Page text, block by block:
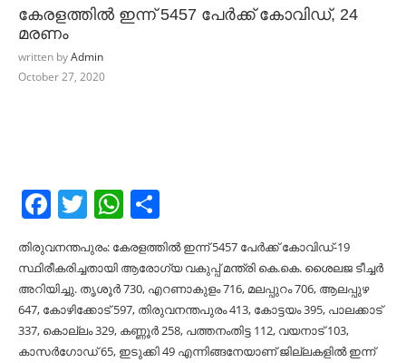
കേരളത്തില്‍ ഇന്ന് 5457 പേര്‍ക്ക് കോവിഡ്, 24
മരണം
written byAdmin
October 27, 2020
Facebook
TwitterWhatsApp
തിരുവനന്തപുരം: കേരളത്തില്‍ ഇന്ന് 5457 പേര്‍ക്ക് കോവിഡ്-19
സ്ഥിരീകരിച്ചതായി ആരോഗ്യ വകുപ്പ് മന്ത്രി കെ.കെ. ശൈലജ ടീച്ചര്‍
അറിയിച്ചു. തൃശൂര്‍ 730, എറണാകുളം 716, മലപ്പുറം 706, ആലപ്പുഴ
647, കോഴിക്കോട് 597, തിരുവനന്തപുരം 413, കോട്ടയം 395, പാലക്കാട്
337, കൊല്ലം 329, കണ്ണൂര്‍ 258, പത്തനംതിട്ട 112, വയനാട് 103,
കാസര്‍ഗോഡ് 65, ഇടുക്കി 49 എന്നിങ്ങനേയാണ് ജില്ലകളില്‍ ഇന്ന്